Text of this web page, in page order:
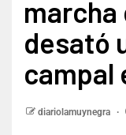
marcha
desató
campal
diariolamuynegra